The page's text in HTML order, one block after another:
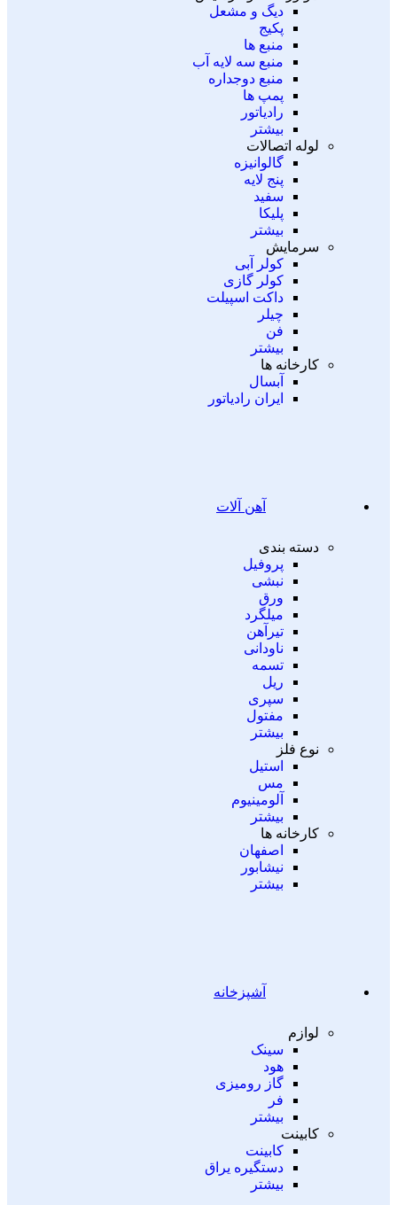
دیگ و مشعل
پکیج
منبع ها
منبع سه لایه آب
منبع دوجداره
پمپ ها
رادیاتور
بیشتر
لوله اتصالات
گالوانیزه
پنج لایه
سفید
پلیکا
بیشتر
سرمایش
کولر آبی
کولر گازی
داکت اسپیلت
چیلر
فن
بیشتر
کارخانه ها
آبسال
ایران رادیاتور
آهن آلات
دسته بندی
پروفیل
نبشی
ورق
میلگرد
تیرآهن
ناودانی
تسمه
ریل
سپری
مفتول
بیشتر
نوع فلز
استیل
مس
آلومینیوم
بیشتر
کارخانه ها
اصفهان
نیشابور
بیشتر
آشپزخانه
لوازم
سینک
هود
گاز رومیزی
فر
بیشتر
کابینت
کابینت
دستگیره یراق
بیشتر